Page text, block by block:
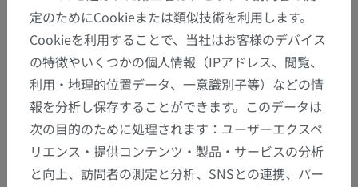
定のためにCookieまたは類似技術を利用します。
Cookieを利用することで、当社はお客様のデバイス
の特徴やいくつかの個人情報（IPアドレス、閲覧、
利用・地理的位置データ、一意識別子等）などの情
報を分析し保存することができます。このデータは
次の目的のために処理されます：ユーザーエクスペ
リエンス・提供コンテンツ・製品・サービスの分析
と向上、訪問者の測定と分析、SNSとの連携、パー